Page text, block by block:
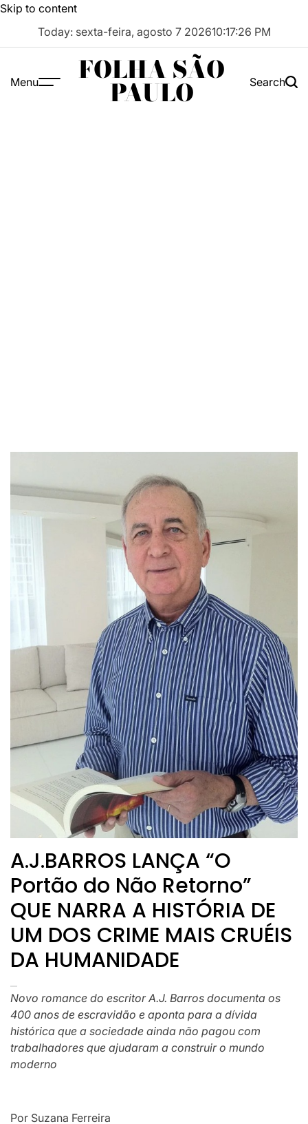
Skip to content
Today: sexta-feira, agosto 7 202610:17:27 PM
Menu FOLHA SÃO
PAULO Search
A.J.BARROS LANÇA “O
Portão do Não Retorno”
QUE NARRA A HISTÓRIA DE
UM DOS CRIME MAIS CRUÉIS
DA HUMANIDADE
Novo romance do escritor A.J. Barros documenta os
400 anos de escravidão e aponta para a dívida
histórica que a sociedade ainda não pagou com
trabalhadores que ajudaram a construir o mundo
moderno
Por Suzana Ferreira